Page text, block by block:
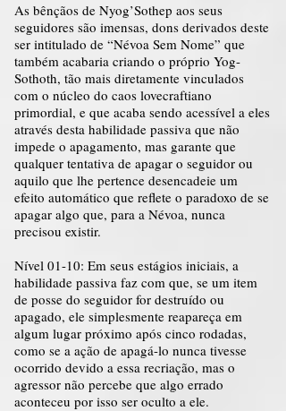
As bênçãos de Nyog’Sothep aos seus
seguidores são imensas, dons derivados deste
ser intitulado de “Névoa Sem Nome” que
também acabaria criando o próprio Yog-
Sothoth, tão mais diretamente vinculados
com o núcleo do caos lovecraftiano
primordial, e que acaba sendo acessível a eles
através desta habilidade passiva que não
impede o apagamento, mas garante que
qualquer tentativa de apagar o seguidor ou
aquilo que lhe pertence desencadeie um
efeito automático que reflete o paradoxo de se
apagar algo que, para a Névoa, nunca
precisou existir.
Nível 01-10: Em seus estágios iniciais, a
habilidade passiva faz com que, se um item
de posse do seguidor for destruído ou
apagado, ele simplesmente reapareça em
algum lugar próximo após cinco rodadas,
como se a ação de apagá-lo nunca tivesse
ocorrido devido a essa recriação, mas o
agressor não percebe que algo errado
aconteceu por isso ser oculto a ele.